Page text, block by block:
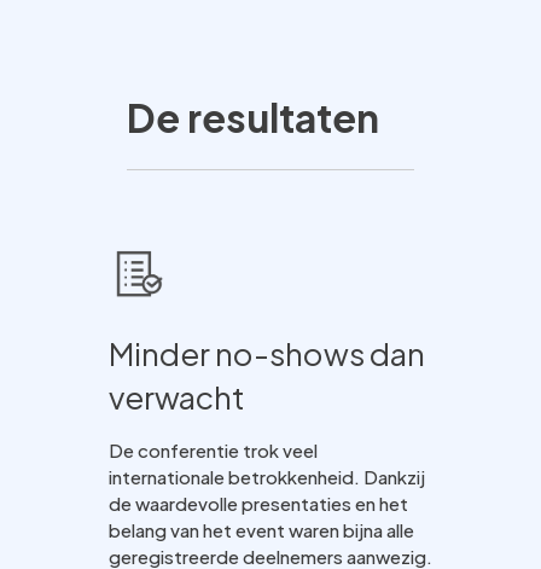
De resultaten
Minder no-shows dan
verwacht
De conferentie trok veel
internationale betrokkenheid. Dankzij
de waardevolle presentaties en het
belang van het event waren bijna alle
geregistreerde deelnemers aanwezig.